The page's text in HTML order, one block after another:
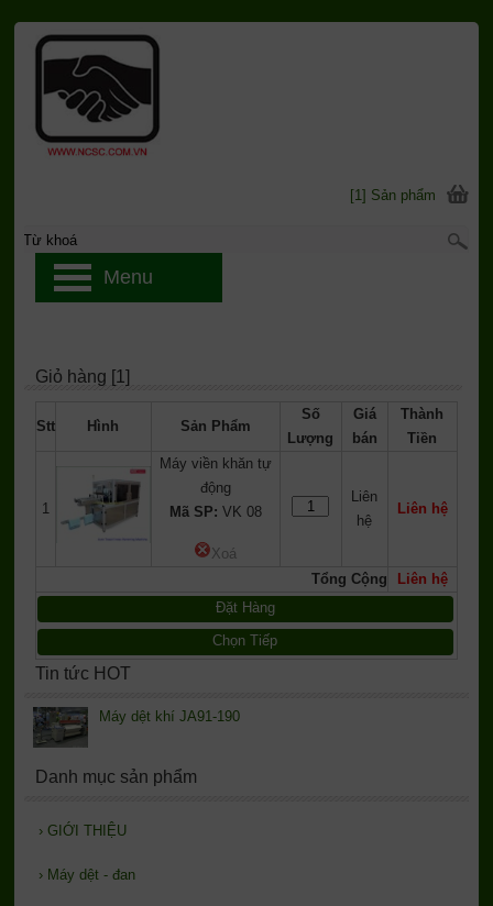
Giỏ hàng [1]
Stt Hình Sản Phẩm
Số
Lượng
Giá
bán
Thành
Tiền
1
Máy viền khăn tự
động
Mã SP: VK 08
Xoá
Liên
hệ
Liên hệ
Tổng Cộng
Liên hệ
Đặt Hàng
Chọn Tiếp
Tin tức HOT
Máy dệt khí JA91-190
Danh mục sản phẩm
› GIỚI THIỆU
› Máy dệt - đan
[1] Sản phẩm
Menu